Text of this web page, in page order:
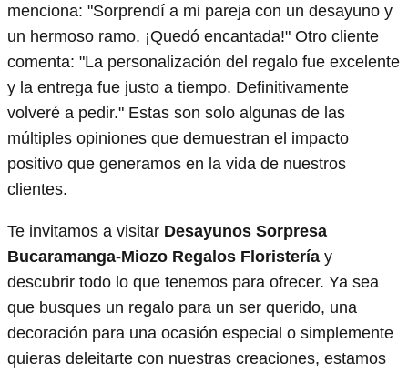
menciona: "Sorprendí a mi pareja con un desayuno y
un hermoso ramo. ¡Quedó encantada!" Otro cliente
comenta: "La personalización del regalo fue excelente
y la entrega fue justo a tiempo. Definitivamente
volveré a pedir." Estas son solo algunas de las
múltiples opiniones que demuestran el impacto
positivo que generamos en la vida de nuestros
clientes.
Te invitamos a visitar Desayunos Sorpresa
Bucaramanga-Miozo Regalos Floristería y
descubrir todo lo que tenemos para ofrecer. Ya sea
que busques un regalo para un ser querido, una
decoración para una ocasión especial o simplemente
quieras deleitarte con nuestras creaciones, estamos